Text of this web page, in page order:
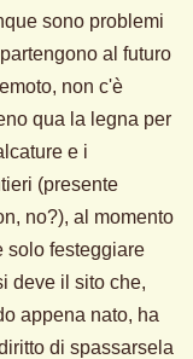
sono problemi
al futuro
non c'è
qua la legna per
e i
(presente
no?), al momento
solo festeggiare
deve il sito che,
appena nato, ha
di spassarsela